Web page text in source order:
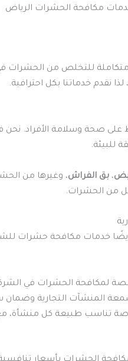
مكافحة الحشرات الرياض
للتخلص من الحشرات
نقدم خدماتنا بكل احترافية.
على صحة وسلامة الأفراد.
للبيئة.
، بق الفراش، وغيرها من
من الحشرات.
أيضًا خدمات مكافحة حشرات
لمكافحة الحشرات في
المنشآت التجارية وضمان
تناسب طبيعة كل منشأة، مع